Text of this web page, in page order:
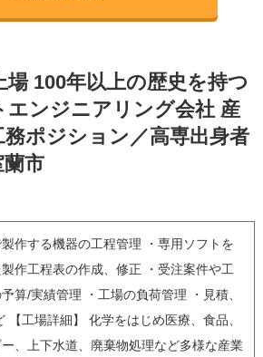
100年以上の歴史を持つ
エンジニアリング会社 産
ポジション／高専出身者
市
製作する機器の工程管理 ・専用ソフトを
作工程表の作成、修正 ・受注案件や工
算/実績管理 ・工場の負荷管理 ・見積、
【工場詳細】 化学をはじめ医療、食品、
、上下水道、廃棄物処理など多様な産業